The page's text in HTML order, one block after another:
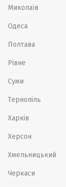
Миколаїв
Одеса
Полтава
Рівне
Суми
Тернопіль
Харків
Херсон
Хмельницький
Черкаси